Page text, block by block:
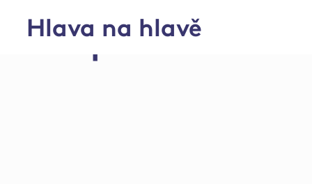
Hlava na hlavě
Chov prasat –